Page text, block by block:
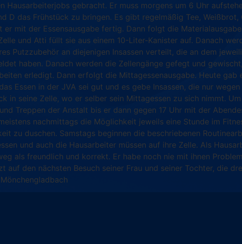
gebracht. Er muss morgens um 6 Uhr
D das Frühstück zu bringen. Es gibt regelmäßig Tee,
mit der Essensausgabe fertig. Dann folgt die
und Atti füllt sie aus einem 10-Liter-Kanister auf. Danach
Putzzubehör an diejenigen Insassen verteilt, die an dem
haben. Danach werden die Zellengänge gefegt und
erledigt. Dann erfolgt die Mittagessenausgabe. Heute gab
Essen in der JVA sei gut und es gebe Insassen, die nur
in seine Zelle, wo er selber sein Mittagessen zu sich nimmt.
Treppen der Anstalt bis er dann gegen 17 Uhr mit der
nachmittags die Möglichkeit jeweils eine Stunde im
zu duschen. Samstags beginnen die beschriebenen
und auch die Hausarbeiter müssen auf ihre Zelle. Als
als freundlich und korrekt. Er habe noch nie mit ihnen
den nächsten Besuch seiner Frau und seiner Tochter, die